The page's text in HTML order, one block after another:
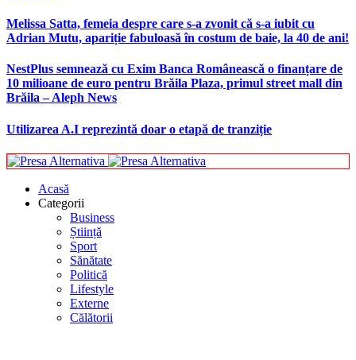
Melissa Satta, femeia despre care s-a zvonit că s-a iubit cu
Adrian Mutu, apariție fabuloasă în costum de baie, la 40 de ani!
NestPlus semnează cu Exim Banca Românească o finanțare de
10 milioane de euro pentru Brăila Plaza, primul street mall din
Brăila – Aleph News
Utilizarea A.I reprezintă doar o etapă de tranziție
Acasă
Categorii
Business
Știință
Sport
Sănătate
Politică
Lifestyle
Externe
Călătorii